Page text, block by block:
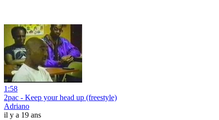
1:58
2pac - Keep your head up (freestyle)
Adriano
il y a 19 ans